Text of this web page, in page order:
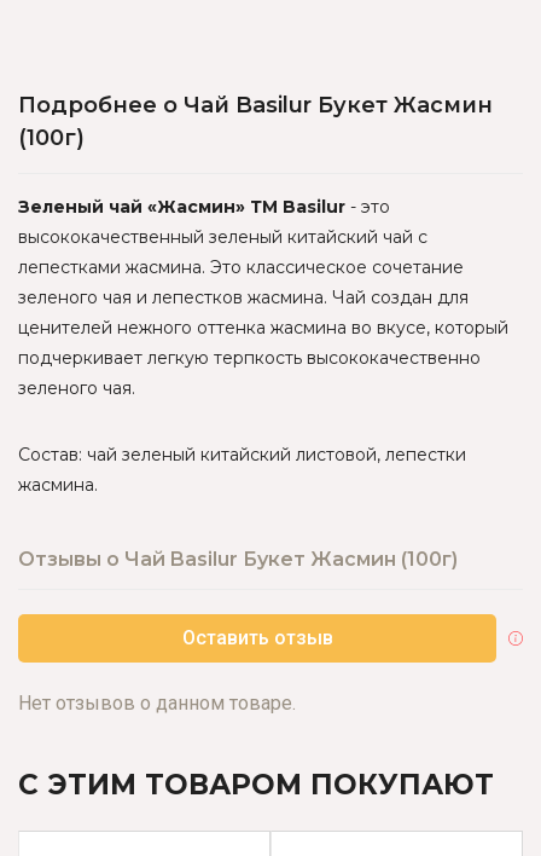
Подробнее о Чай Basilur Букет Жасмин
(100г)
Зеленый чай «Жасмин» ТМ Basilur - это
высококачественный зеленый китайский чай с
лепестками жасмина. Это классическое сочетание
зеленого чая и лепестков жасмина. Чай создан для
ценителей нежного оттенка жасмина во вкусе, который
подчеркивает легкую терпкость высококачественно
зеленого чая.
Состав: чай зеленый китайский листовой, лепестки
жасмина.
Отзывы о Чай Basilur Букет Жасмин (100г)
Оставить отзыв
Нет отзывов о данном товаре.
С ЭТИМ ТОВАРОМ ПОКУПАЮТ